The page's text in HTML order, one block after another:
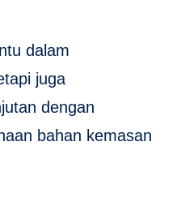
dalam
juga
dengan
bahan kemasan